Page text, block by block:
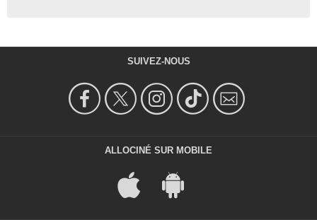
SUIVEZ-NOUS
ALLOCINÉ SUR MOBILE